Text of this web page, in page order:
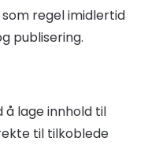
regel imidlertid
publisering.
lage innhold til
til tilkoblede